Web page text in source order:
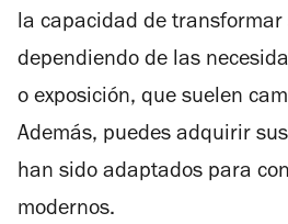
la capacidad de transformar
dependiendo de las
o exposición, que suelen
Además, puedes adquirir
han sido adaptados para
modernos.